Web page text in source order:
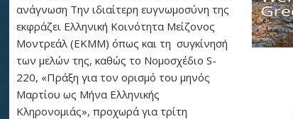
ανάγνωση Την ιδιαίτερη ευγνωμοσύνη της
εκφράζει Ελληνική Κοινότητα Μείζονος
Μοντρεάλ (ΕΚΜΜ) όπως και τη συγκίνησή
των μελών της, καθώς το Νομοσχέδιο S-
220, «Πράξη για τον ορισμό του μηνός
Μαρτίου ως Μήνα Ελληνικής
Κληρονομιάς», προχωρά για τρίτη